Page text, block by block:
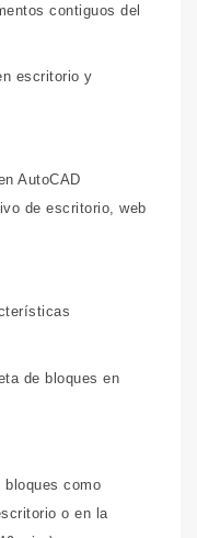
contiguos del
escritorio y
AutoCAD
de escritorio, web
de bloques en
como
o en la